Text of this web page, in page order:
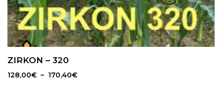
ZIRKON – 320
128,00€ – 170,40€Plage